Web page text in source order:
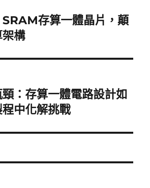
存算一體晶片，顛
構
：存算一體電路設計如
中化解挑戰